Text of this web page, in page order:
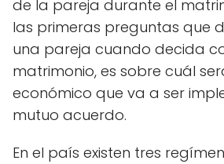
de la pareja durante el
las primeras preguntas que
una pareja cuando decida
matrimonio, es sobre cuál
económico que va a ser
mutuo acuerdo.
En el país existen tres